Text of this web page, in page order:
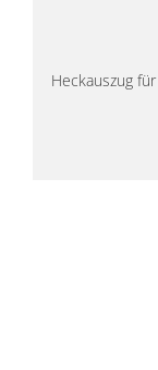
Heckauszug